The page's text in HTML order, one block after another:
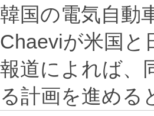
韓国の電気自動
Chaeviが米国と
報道によれば、
る計画を進める